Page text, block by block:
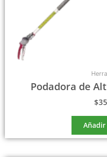
Podadora de
$